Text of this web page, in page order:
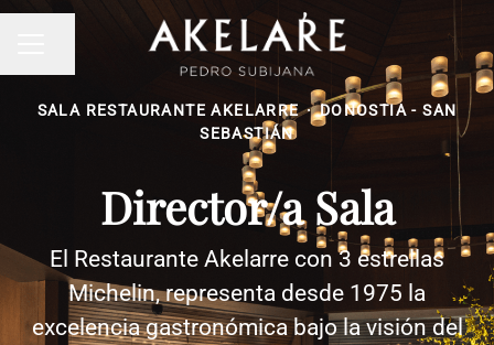
Compartir página
SALA RESTAURANTE AKELARRE · DONOSTIA - SAN
SEBASTIÁN
Director/a Sala
El Restaurante Akelarre con 3 estrellas
Michelin, representa desde 1975 la
excelencia gastronómica bajo la visión del